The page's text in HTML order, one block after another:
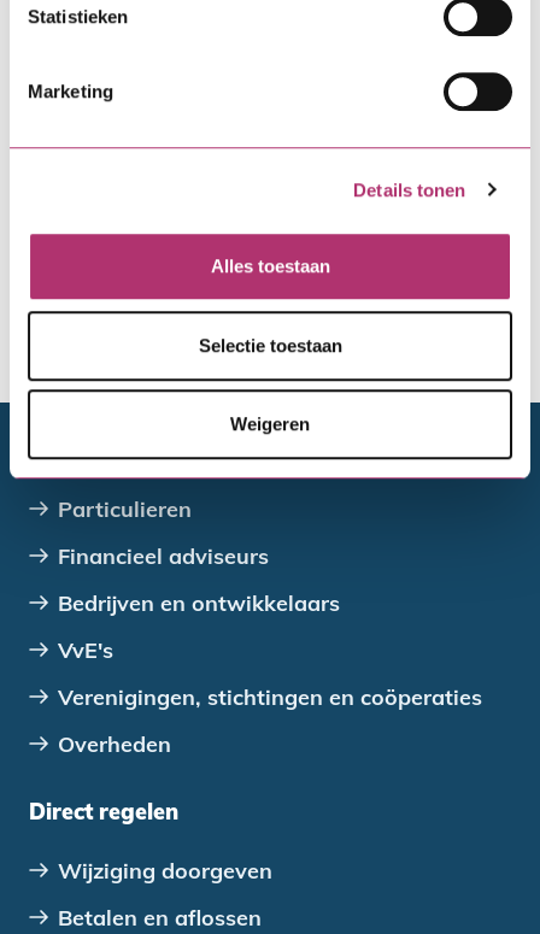
Statistieken
Marketing
Details tonen
Alles toestaan
Selectie toestaan
Weigeren
Bouwdepot
Hertoets
De toewijzing van de gemeente
Doelgroepen
Particulieren
Financieel adviseurs
Bedrijven en ontwikkelaars
VvE's
Verenigingen, stichtingen en coöperaties
Overheden
Direct regelen
Wijziging doorgeven
Betalen en aflossen